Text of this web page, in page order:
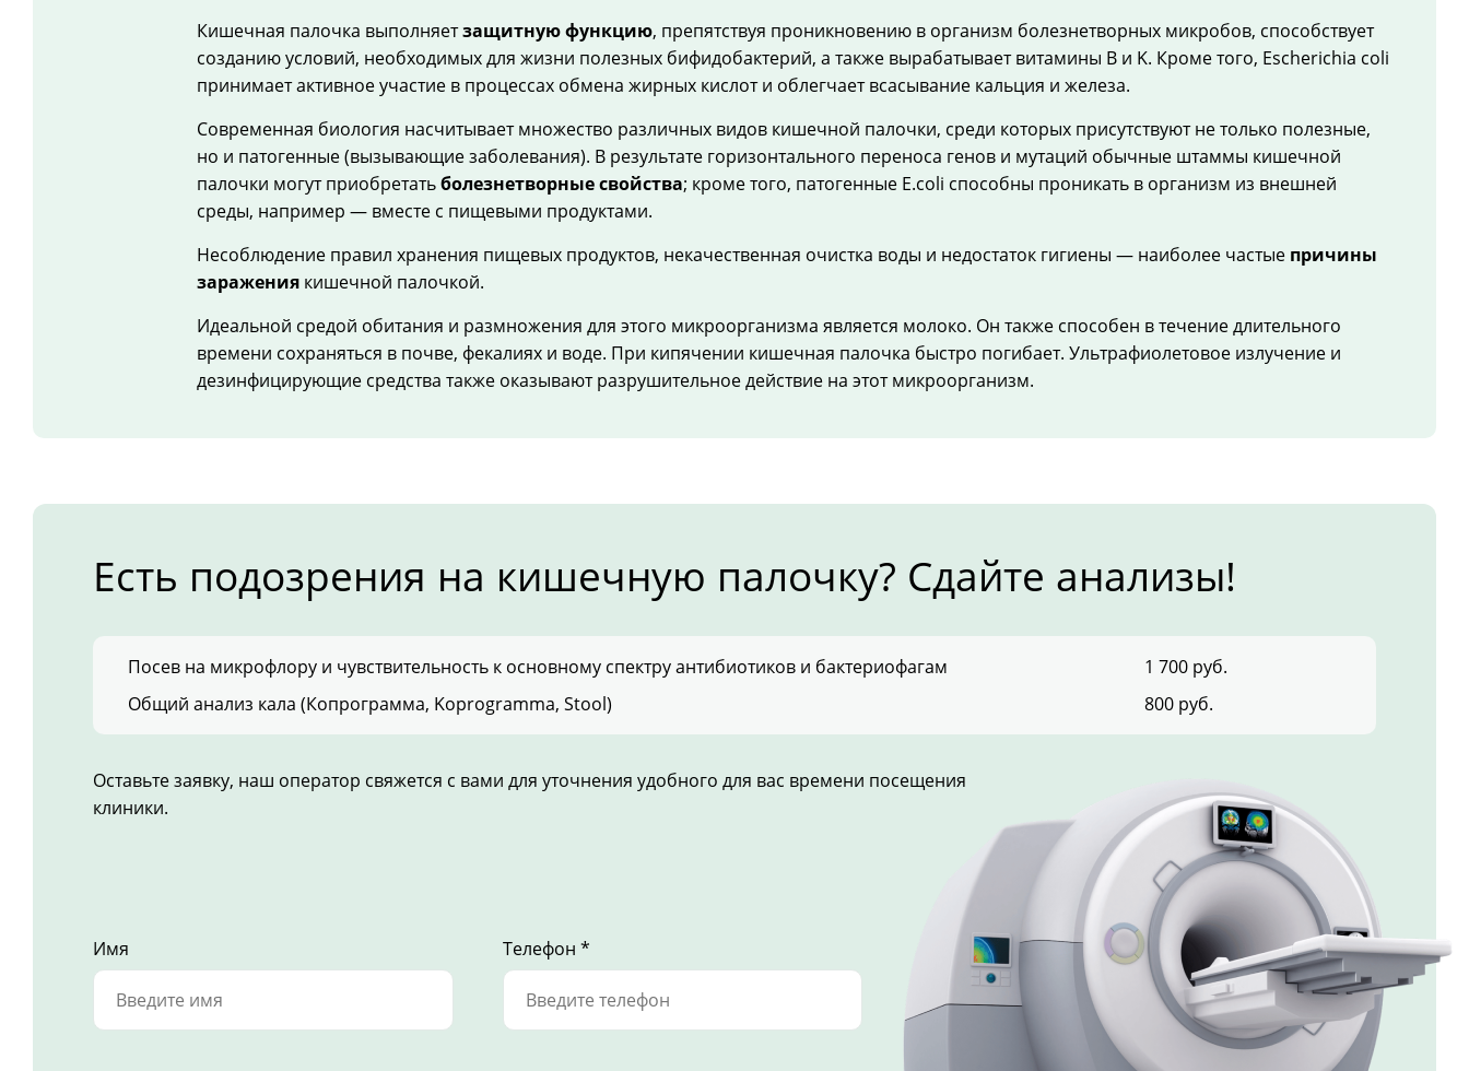
Кишечная палочка выполняетзащитную функцию, препятствуя проникновению в организм болезнетворных микробов, способствует
созданию условий, необходимых для жизни полезных бифидобактерий, а также вырабатывает витамины B и K. Кроме того, Escherichia coli
принимает активное участие в процессах обмена жирных кислот и облегчает всасывание кальция и железа.
Современная биология насчитывает множество различных видов кишечной палочки, среди которых присутствуют не только полезные,
но и патогенные (вызывающие заболевания). В результате горизонтального переноса генов и мутаций обычные штаммы кишечной
палочки могут приобретатьболезнетворные свойства; кроме того, патогенные E.coli способны проникать в организм из внешней
среды, например — вместе с пищевыми продуктами.
Несоблюдение правил хранения пищевых продуктов, некачественная очистка воды и недостаток гигиены — наиболее частые причины
заражения кишечной палочкой.
Идеальной средой обитания и размножения для этого микроорганизма является молоко. Он также способен в течение длительного
времени сохраняться в почве, фекалиях и воде. При кипячении кишечная палочка быстро погибает. Ультрафиолетовое излучение и
дезинфицирующие средства также оказывают разрушительное действие на этот микроорганизм.
Есть подозрения на кишечную палочку? Сдайте анализы!
Посев на микрофлору и чувствительность к основному спектру антибиотиков и бактериофагам
1 700 руб.
Общий анализ кала (Копрограмма, Koprogramma, Stool)
800 руб.
Оставьте заявку, наш оператор свяжется с вами для уточнения удобного для вас времени посещения
клиники.
Имя Телефон *